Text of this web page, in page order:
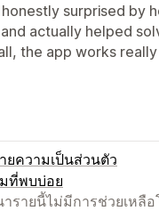
honestly surprised by
actually helped
the app works
ยความเป็นส่วนตัว
ที่พบบ่อย
รายนี้ไม่มีการช่วยเหลื